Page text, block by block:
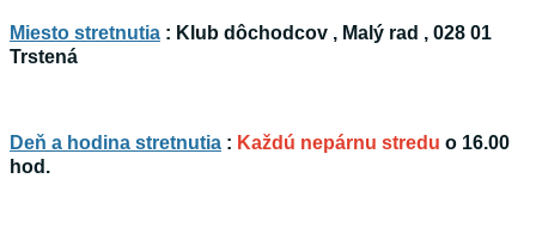
Miesto stretnutia : Klub dôchodcov , Malý rad , 028 01
Trstená
Deň a hodina stretnutia : Každú nepárnu stredu o 16.00
hod.